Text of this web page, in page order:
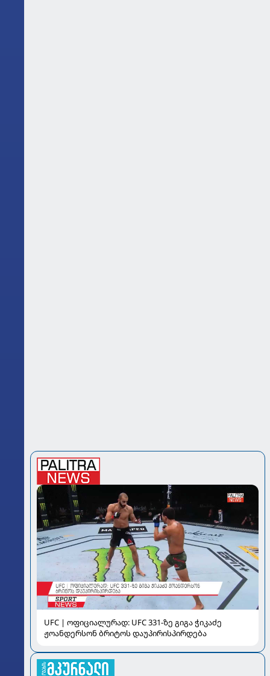
UFC | ოფიციალურად: UFC 331-ზე გიგა ჭიკაძე
ჟოანდერსონ ბრიტოს დაუპირისპირდება